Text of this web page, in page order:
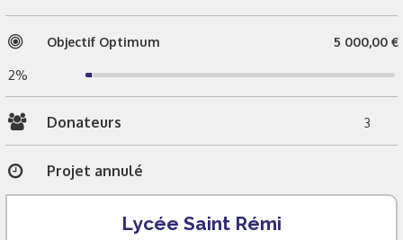
Objectif Optimum 5 000,00 €
2%
Donateurs 3
Projet annulé
Lycée Saint Rémi